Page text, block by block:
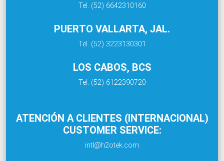
Tel. (52) 6642310160
PUERTO VALLARTA, JAL.
Tel. (52) 3223130301
LOS CABOS, BCS
Tel. (52) 6122390720
ATENCIÓN A CLIENTES (INTERNACIONAL)
CUSTOMER SERVICE:
intl@h2otek.com